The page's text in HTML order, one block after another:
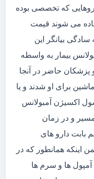
که تخصصی بوده
می شوند قیمت
سادگی بیانگر این
بیمار به واسطه
پزشکان حاضر در آنجا
برای او شدند و یا
اکسیژن آمبولانس
مسیر و در زمان
بابت دارو های
اینکه همانطور که در
آمپول ها و سرم ها